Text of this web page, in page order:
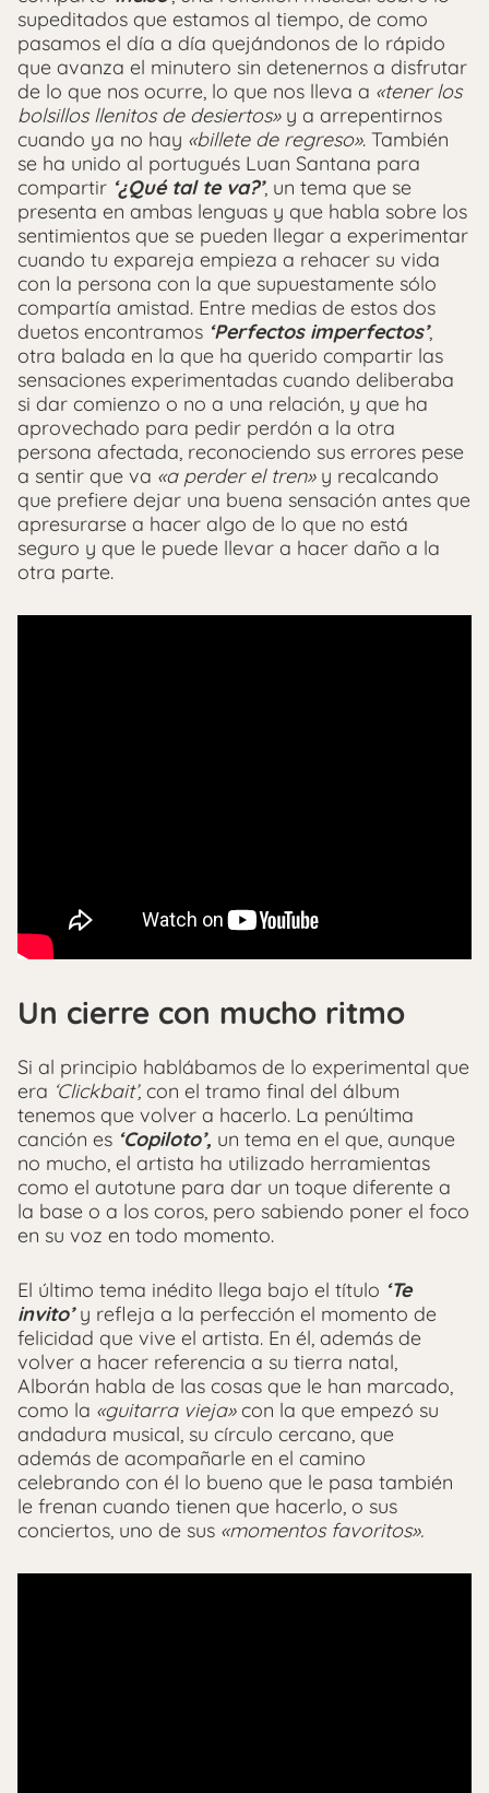
supeditados que estamos al tiempo, de como
pasamos el día a día quejándonos de lo rápido
que avanza el minutero sin detenernos a disfrutar
de lo que nos ocurre, lo que nos lleva a «tener los
bolsillos llenitos de desiertos»y a arrepentirnos
cuando ya no hay «billete de regreso». También
se ha unido al portugués Luan Santana para
compartir ‘¿Qué tal te va?’, un tema que se
presenta en ambas lenguas y que habla sobre los
sentimientos que se pueden llegar a experimentar
cuando tu expareja empieza a rehacer su vida
con la persona con la que supuestamente sólo
compartía amistad. Entre medias de estos dos
duetos encontramos ‘Perfectos imperfectos’,
otra balada en la que ha querido compartir las
sensaciones experimentadas cuando deliberaba
si dar comienzo o no a una relación, y que ha
aprovechado para pedir perdón a la otra
persona afectada, reconociendo sus errores pese
a sentir que va «a perder el tren»y recalcando
que prefiere dejar una buena sensación antes que
apresurarse a hacer algo de lo que no está
seguro y que le puede llevar a hacer daño a la
otra parte.
Un cierre con mucho ritmo
Si al principio hablábamos de lo experimental que
era ‘Clickbait’, con el tramo final del álbum
tenemos que volver a hacerlo. La penúltima
canción es ‘Copiloto’, un tema en el que, aunque
no mucho, el artista ha utilizado herramientas
como el autotune para dar un toque diferente a
la base o a los coros, pero sabiendo poner el foco
en su voz en todo momento.
El último tema inédito llega bajo el título ‘Te
invito’ y refleja a la perfección el momento de
felicidad que vive el artista. En él, además de
volver a hacer referencia a su tierra natal,
Alborán habla de las cosas que le han marcado,
como la «guitarra vieja»con la que empezó su
andadura musical, su círculo cercano, que
además de acompañarle en el camino
celebrando con él lo bueno que le pasa también
le frenan cuando tienen que hacerlo, o sus
conciertos, uno de sus «momentos favoritos».